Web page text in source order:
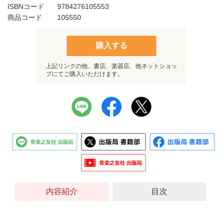
ISBNコード
9784276105553
商品コード
105550
購入する
上記リンクの他、書店、楽器店、他ネットショッ
プにてご購入いただけます。
内容紹介 目次